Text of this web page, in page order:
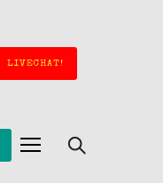
LIVECHAT!